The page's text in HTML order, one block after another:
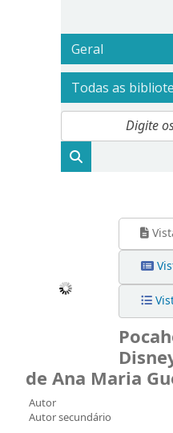
de Ana Maria
Autor
Autor secundário